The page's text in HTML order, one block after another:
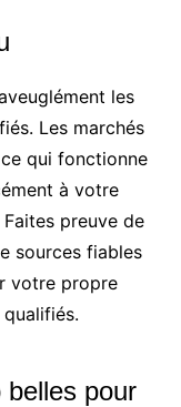
les
Les marchés
qui fonctionne
à votre
preuve de
sources fiables
votre propre
pour